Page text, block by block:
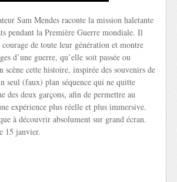
Sam Mendes raconte la mission haletante
pendant la Première Guerre mondiale. Il
de toute leur génération et montre
d’une guerre, qu’elle soit passée ou
scène cette histoire, inspirée des souvenirs de
seul (faux) plan séquence qui ne quitte
des deux garçons, afin de permettre au
expérience plus réelle et plus immersive.
à découvrir absolument sur grand écran.
15 janvier.